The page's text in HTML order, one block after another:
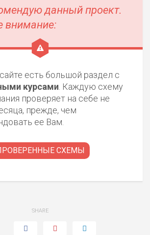
данный проект.
внимание:
есть большой раздел с
курсами . Каждую схему
проверяет на себе не
прежде, чем
ее Вам.
СХЕМЫ
SHARE